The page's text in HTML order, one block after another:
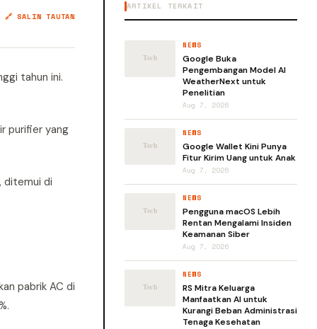
🔗 SALIN TAUTAN
tahun ini.
purifier yang
ditemui di
pabrik AC di
ARTIKEL TERKAIT
NEWS
Google Buka
Pengembangan Model AI
WeatherNext untuk
Penelitian
Aug 7, 2026
NEWS
Google Wallet Kini Punya
Fitur Kirim Uang untuk Anak
Aug 7, 2026
NEWS
Pengguna macOS Lebih
Rentan Mengalami Insiden
Keamanan Siber
Aug 7, 2026
NEWS
RS Mitra Keluarga
Manfaatkan AI untuk
Kurangi Beban Administrasi
Tenaga Kesehatan